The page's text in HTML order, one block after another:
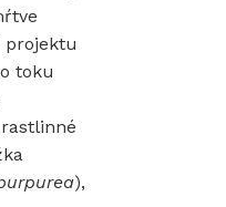
projektu
toku
),